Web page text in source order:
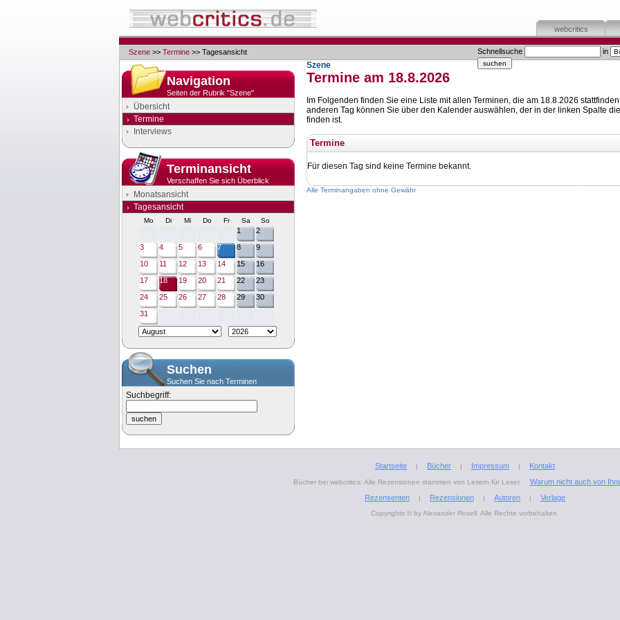
webcritics
Schnellsuche in
Szene >> Termine >> Tagesansicht
Navigation
Seiten der Rubrik "Szene"
Übersicht
Termine
Interviews
Terminansicht
Verschaffen Sie sich Überblick
Monatsansicht
Tagesansicht
Mo Di Mi Do Fr Sa So
1
2
3
4 5 6 7 8
9
10
11 12 13 14 15
16
17
18 19 20 21 22
23
24
25 26 27 28 29
30
31
Suchen
Suchen Sie nach Terminen
Suchbegriff:
Szene
Termine am 18.8.2026
Im Folgenden finden Sie eine Liste mit allen Terminen, die am 18.8.2026
anderen Tag können Sie über den Kalender auswählen, der in der linken Spalte
finden ist.
Termine
Für diesen Tag sind keine Termine bekannt.
Alle Terminangaben ohne Gewähr
Startseite | Bücher | Impressum | Kontakt
Bücher bei webcritics: Alle Rezensionen stammen von Lesern für Leser.
Warum nicht auch von
Rezensenten
| Rezensionen | Autoren | Verlage
Copyrights © by Alexander Rosell. Alle Rechte vorbehalten.